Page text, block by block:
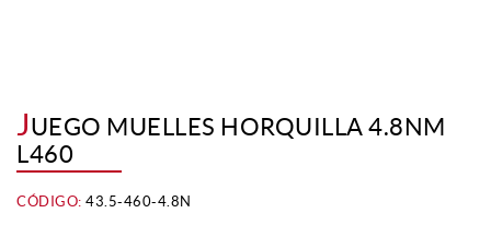
JUEGO MUELLES HORQUILLA 4.8NM
L460
CÓDIGO: 43.5-460-4.8N